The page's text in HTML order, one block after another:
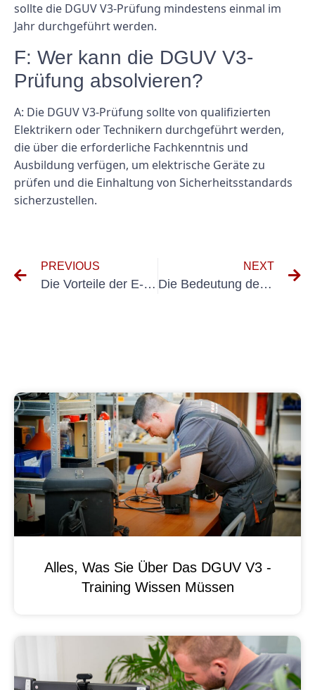
sollte die DGUV V3-Prüfung mindestens einmal im
Jahr durchgeführt werden.
F: Wer kann die DGUV V3-
Prüfung absolvieren?
A: Die DGUV V3-Prüfung sollte von qualifizierten
Elektrikern oder Technikern durchgeführt werden,
die über die erforderliche Fachkenntnis und
Ausbildung verfügen, um elektrische Geräte zu
prüfen und die Einhaltung von Sicherheitsstandards
sicherzustellen.
PREVIOUS
Die Vorteile der E-Check Labordiagnostik im modernen Gesundheitswesen
NEXT
Die Bedeutung der Labordiagnostik bei der Prüfung elektrischer Anlagen
Alles, Was Sie Über Das DGUV V3 -
Training Wissen Müssen